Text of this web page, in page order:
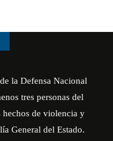
la Defensa Nacional
tres personas del
hechos de violencia y
General del Estado.